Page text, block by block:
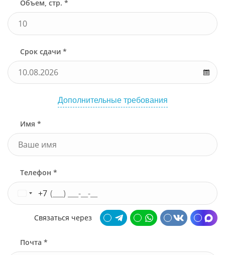
Объем, стр. *
Срок сдачи *
Дополнительные требования
Имя *
Телефон *
+7
Связаться через
Почта *